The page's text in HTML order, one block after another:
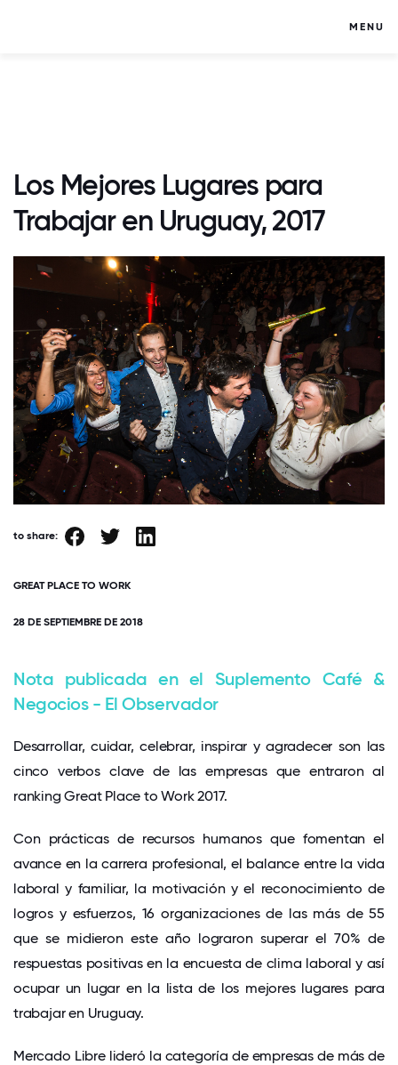
MENU
Los Mejores Lugares para
Trabajar en Uruguay, 2017
to share:
GREAT PLACE TO WORK
28 DE SEPTIEMBRE DE 2018
Nota publicada en el Suplemento Café &
Negocios - El Observador
Desarrollar, cuidar, celebrar, inspirar y agradecer son las
cinco verbos clave de las empresas que entraron al
ranking Great Place to Work 2017.
Con prácticas de recursos humanos que fomentan el
avance en la carrera profesional, el balance entre la vida
laboral y familiar, la motivación y el reconocimiento de
logros y esfuerzos, 16 organizaciones de las más de 55
que se midieron este año lograron superar el 70% de
respuestas positivas en la encuesta de clima laboral y así
ocupar un lugar en la lista de los mejores lugares para
trabajar en Uruguay.
Mercado Libre lideró la categoría de empresas de más de